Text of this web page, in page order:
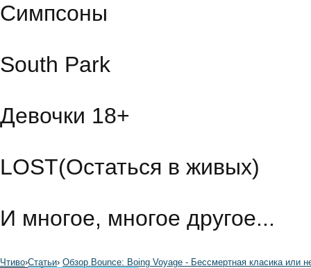
Симпсоны
South Park
Девочки 18+
LOST(Остаться в живых)
И многое, многое другое...
Чтиво›Статьи› Обзор Bounce: Boing Voyage - Бессмертная класика или